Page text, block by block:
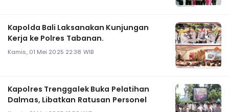
Kapolda Bali Laksanakan Kunjungan
Kerja ke Polres Tabanan.
Kamis, 01 Mei 2025 22:38 WIB
Kapolres Trenggalek Buka Pelatihan
Dalmas, Libatkan Ratusan Personel